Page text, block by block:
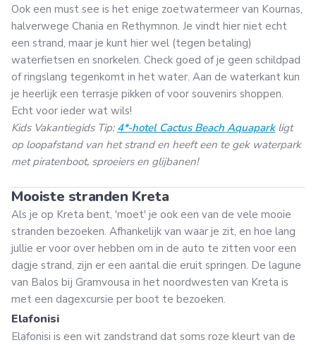
Ook een must see is het enige zoetwatermeer van Kournas,
halverwege Chania en Rethymnon. Je vindt hier niet echt
een strand, maar je kunt hier wel (tegen betaling)
waterfietsen en snorkelen. Check goed of je geen schildpad
of ringslang tegenkomt in het water. Aan de waterkant kun
je heerlijk een terrasje pikken of voor souvenirs shoppen.
Echt voor ieder wat wils!
Kids Vakantiegids Tip: 4*-hotel Cactus Beach Aquaparkligt
op loopafstand van het strand en heeft een te gek waterpark
met piratenboot, sproeiers en glijbanen!
Mooiste stranden Kreta
Als je op Kreta bent, 'moet' je ook een van de vele mooie
stranden bezoeken. Afhankelijk van waar je zit, en hoe lang
jullie er voor over hebben om in de auto te zitten voor een
dagje strand, zijn er een aantal die eruit springen. De lagune
van Balos bij Gramvousa in het noordwesten van Kreta is
met een dagexcursie per boot te bezoeken.
Elafonisi
Elafonisi is een wit zandstrand dat soms roze kleurt van de